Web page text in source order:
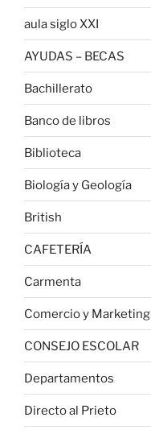
aula siglo XXI
AYUDAS – BECAS
Bachillerato
Banco de libros
Biblioteca
Biología y Geología
British
CAFETERÍA
Carmenta
Comercio y Marketing
CONSEJO ESCOLAR
Departamentos
Directo al Prieto